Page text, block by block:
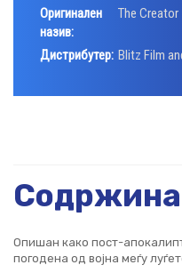
Оригинален
назив:
The Creator
Дистрибутер: Blitz Film
Содржина
Опишан како пост-
погодена од војна меѓу